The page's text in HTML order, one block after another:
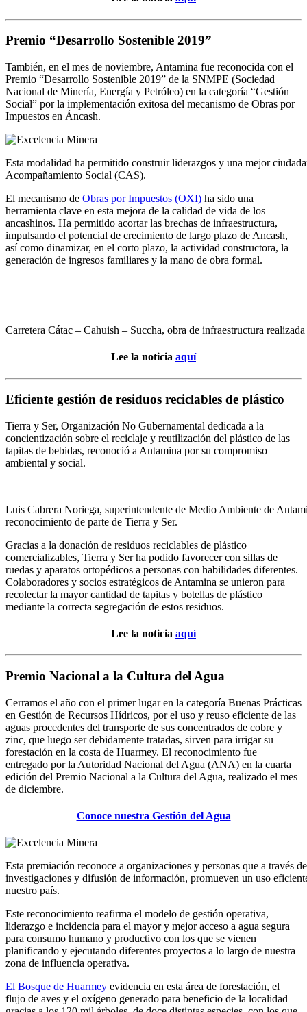
Premio “Desarrollo Sostenible 2019”
También, en el mes de noviembre, Antamina fue reconocida con el
Premio “Desarrollo Sostenible 2019” de la SNMPE (Sociedad
Nacional de Minería, Energía y Petróleo) en la categoría “Gestión
Social” por la implementación exitosa del mecanismo de Obras por
Impuestos en Áncash.
Esta modalidad ha permitido construir liderazgos y una mejor
Acompañamiento Social (CAS).
El mecanismo de Obras por Impuestos (OXI) ha sido una
herramienta clave en esta mejora de la calidad de vida de los
ancashinos. Ha permitido acortar las brechas de infraestructura,
impulsando el potencial de crecimiento de largo plazo de Ancash,
así como dinamizar, en el corto plazo, la actividad constructora, la
generación de ingresos familiares y la mano de obra formal.
Carretera Cátac – Cahuish – Succha, obra de infraestructura
Lee la noticia aquí
Eficiente gestión de residuos reciclables de plástico
Tierra y Ser, Organización No Gubernamental dedicada a la
concientización sobre el reciclaje y reutilización del plástico de las
tapitas de bebidas, reconoció a Antamina por su compromiso
ambiental y social.
Luis Cabrera Noriega, superintendente de Medio Ambiente de
reconocimiento de parte de Tierra y Ser.
Gracias a la donación de residuos reciclables de plástico
comercializables, Tierra y Ser ha podido favorecer con sillas de
ruedas y aparatos ortopédicos a personas con habilidades diferentes.
Colaboradores y socios estratégicos de Antamina se unieron para
recolectar la mayor cantidad de tapitas y botellas de plástico
mediante la correcta segregación de estos residuos.
Lee la noticia aquí
Premio Nacional a la Cultura del Agua
Cerramos el año con el primer lugar en la categoría Buenas Prácticas
en Gestión de Recursos Hídricos, por el uso y reuso eficiente de las
aguas procedentes del transporte de sus concentrados de cobre y
zinc, que luego ser debidamente tratadas, sirven para irrigar su
forestación en la costa de Huarmey. El reconocimiento fue
entregado por la Autoridad Nacional del Agua (ANA) en la cuarta
edición del Premio Nacional a la Cultura del Agua, realizado el mes
de diciembre.
Conoce nuestra Gestión del Agua
Esta premiación reconoce a organizaciones y personas que a través
investigaciones y difusión de información, promueven un uso
nuestro país.
Este reconocimiento reafirma el modelo de gestión operativa,
liderazgo e incidencia para el mayor y mejor acceso a agua segura
para consumo humano y productivo con los que se vienen
planificando y ejecutando diferentes proyectos a lo largo de nuestra
zona de influencia operativa.
El Bosque de Huarmey evidencia en esta área de forestación, el
flujo de aves y el oxígeno generado para beneficio de la localidad